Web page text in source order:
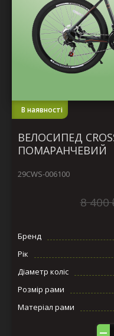
В наявності
ВЕЛОСИПЕД
ПОМАРАНЧЕВИЙ
29CWS-006100
8 400
Бренд
Рік
Діаметр коліс
Розмір рами
Матеріал рами